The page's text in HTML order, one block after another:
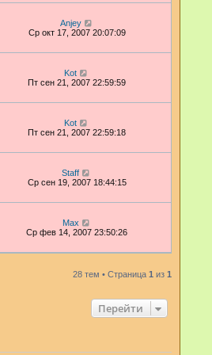
Anjey
Ср окт 17, 2007 20:07:09
Kot
Пт сен 21, 2007 22:59:59
Kot
Пт сен 21, 2007 22:59:18
Staff
Ср сен 19, 2007 18:44:15
Max
Ср фев 14, 2007 23:50:26
28 тем • Страница 1 из 1
Перейти